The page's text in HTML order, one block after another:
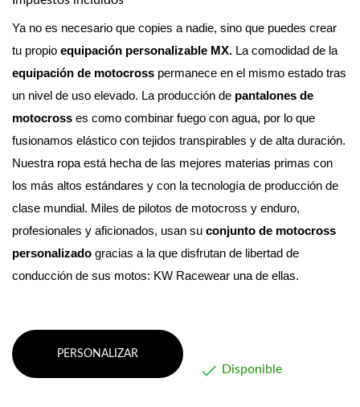
Ya no es necesario que copies a nadie, sino que puedes crear
tu propio equipación personalizable MX.
La comodidad de la
equipación de motocross permanece en el mismo estado tras
un nivel de uso elevado. La producción de pantalones de
motocross es como combinar fuego con agua, por lo que
fusionamos elástico con tejidos transpirables y de alta duración.
Nuestra ropa está hecha de las mejores materias primas con
los más altos estándares y con la tecnología de producción de
clase mundial. Miles de pilotos de motocross y enduro,
profesionales y aficionados, usan su conjunto de motocross
personalizado gracias a la que disfrutan de libertad de
conducción de sus motos: KW Racewear una de ellas.
PERSONALIZAR
 Disponible